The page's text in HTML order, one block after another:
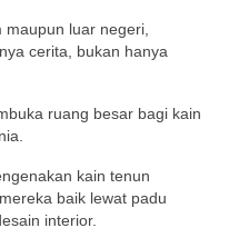
maupun luar negeri,
cerita, bukan hanya
ruang besar bagi kain
kain tenun
baik lewat padu
interior.